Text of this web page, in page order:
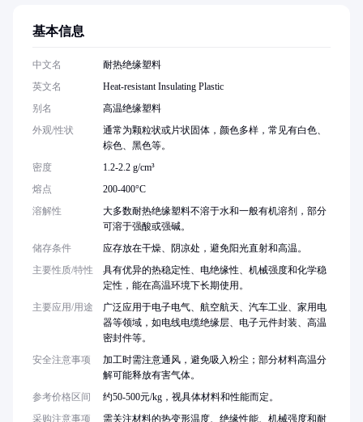
基本信息
中文名
耐热绝缘塑料
英文名
Heat-resistant Insulating Plastic
别名
高温绝缘塑料
外观/性状
通常为颗粒状或片状固体，颜色多样，常见有白色、
棕色、黑色等。
密度
1.2-2.2 g/cm³
熔点
200-400°C
溶解性
大多数耐热绝缘塑料不溶于水和一般有机溶剂，部分
可溶于强酸或强碱。
储存条件
应存放在干燥、阴凉处，避免阳光直射和高温。
主要性质/特性
具有优异的热稳定性、电绝缘性、机械强度和化学稳
定性，能在高温环境下长期使用。
主要应用/用途
广泛应用于电子电气、航空航天、汽车工业、家用电
器等领域，如电线电缆绝缘层、电子元件封装、高温
密封件等。
安全注意事项
加工时需注意通风，避免吸入粉尘；部分材料高温分
解可能释放有害气体。
参考价格区间
约50-500元/kg，视具体材料和性能而定。
采购注意事项
需关注材料的热变形温度、绝缘性能、机械强度和耐